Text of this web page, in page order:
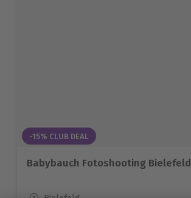
-15% CLUB DEAL
Babybauch Fotoshooting Bielefeld